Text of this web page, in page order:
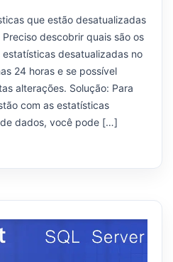
que estão desatualizadas
descobrir quais são os
desatualizadas no
24 horas e se possível
alterações. Solução: Para
com as estatísticas
dados, você pode […]